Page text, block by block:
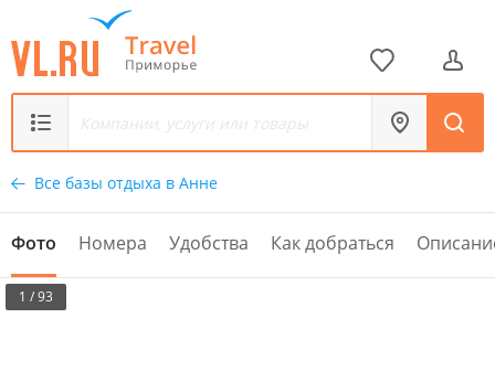
Все базы отдыха в Анне
Фото Номера Удобства Как добраться
1 / 93